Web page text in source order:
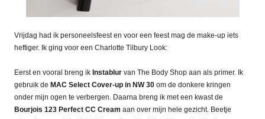
Vrijdag had ik personeelsfeest en voor een feest mag de make-up iets
heftiger. Ik ging voor een Charlotte Tilbury Look:
Eerst en vooral breng ik Instablur van The Body Shop aan als primer. Ik
gebruik de MAC Select Cover-up in NW 30 om de donkere kringen
onder mijn ogen te verbergen. Daarna breng ik met een kwast de
Bourjois 123 Perfect CC Cream aan over mijn hele gezicht. Beetje